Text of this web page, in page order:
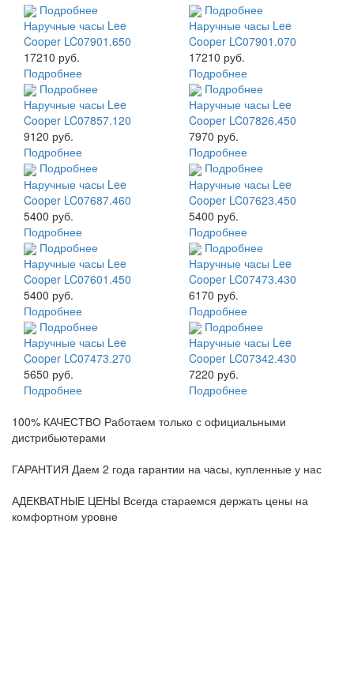
Подробнее
Наручные часы Lee
Cooper LC07901.650
17210 руб.
Подробнее
Подробнее
Наручные часы Lee
Cooper LC07901.070
17210 руб.
Подробнее
Подробнее
Наручные часы Lee
Cooper LC07857.120
9120 руб.
Подробнее
Подробнее
Наручные часы Lee
Cooper LC07826.450
7970 руб.
Подробнее
Подробнее
Наручные часы Lee
Cooper LC07687.460
5400 руб.
Подробнее
Подробнее
Наручные часы Lee
Cooper LC07623.450
5400 руб.
Подробнее
Подробнее
Наручные часы Lee
Cooper LC07601.450
5400 руб.
Подробнее
Подробнее
Наручные часы Lee
Cooper LC07473.430
6170 руб.
Подробнее
Подробнее
Наручные часы Lee
Cooper LC07473.270
5650 руб.
Подробнее
Подробнее
Наручные часы Lee
Cooper LC07342.430
7220 руб.
Подробнее
100% КАЧЕСТВО Работаем только с официальными
дистрибьютерами
ГАРАНТИЯ Даем 2 года гарантии на часы, купленные у нас
АДЕКВАТНЫЕ ЦЕНЫ Всегда стараемся держать цены на
комфортном уровне